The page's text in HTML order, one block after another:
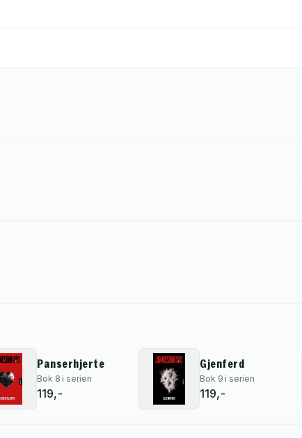
Panserhjerte
Bok 8 i serien
119,-
Gjenferd
Bok 9 i serien
119,-